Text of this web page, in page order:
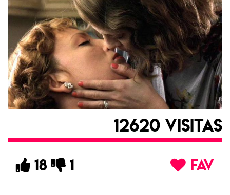
12620 VISITAS
18 1 FAV